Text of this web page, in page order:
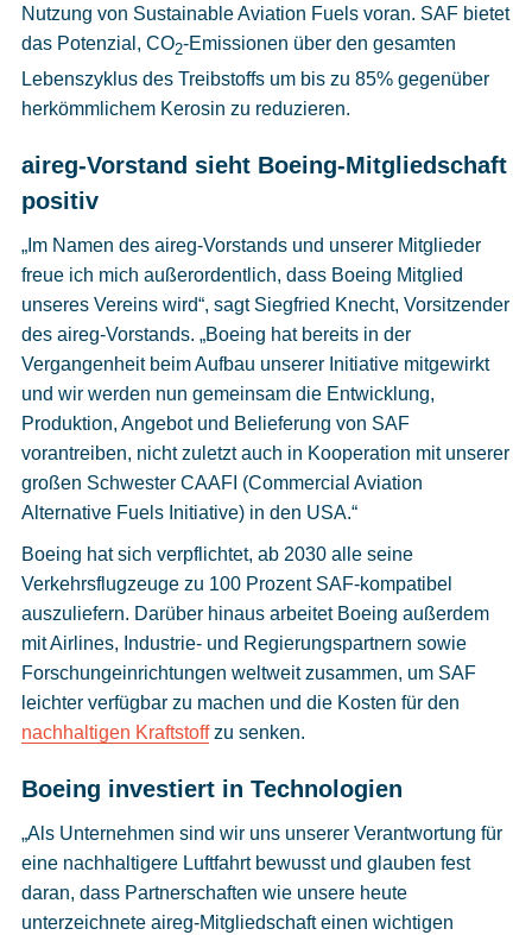
Datenschutzeinstellungen
Nutzung von Sustainable Aviation Fuels voran. SAF bietet
das Potenzial, CO2-Emissionen über den gesamten
Lebenszyklus des Treibstoffs um bis zu 85% gegenüber
herkömmlichem Kerosin zu reduzieren.
aireg-Vorstand sieht Boeing-Mitgliedschaft
positiv
„Im Namen des aireg-Vorstands und unserer Mitglieder
freue ich mich außerordentlich, dass Boeing Mitglied
unseres Vereins wird“, sagt Siegfried Knecht, Vorsitzender
des aireg-Vorstands. „Boeing hat bereits in der
Vergangenheit beim Aufbau unserer Initiative mitgewirkt
und wir werden nun gemeinsam die Entwicklung,
Produktion, Angebot und Belieferung von SAF
vorantreiben, nicht zuletzt auch in Kooperation mit unserer
großen Schwester CAAFI (Commercial Aviation
Alternative Fuels Initiative) in den USA.“
Boeing hat sich verpflichtet, ab 2030 alle seine
Verkehrsflugzeuge zu 100 Prozent SAF-kompatibel
auszuliefern. Darüber hinaus arbeitet Boeing außerdem
mit Airlines, Industrie- und Regierungspartnern sowie
Forschungeinrichtungen weltweit zusammen, um SAF
leichter verfügbar zu machen und die Kosten für den
nachhaltigen Kraftstoffzu senken.
Boeing investiert in Technologien
„Als Unternehmen sind wir uns unserer Verantwortung für
eine nachhaltigere Luftfahrt bewusst und glauben fest
daran, dass Partnerschaften wie unsere heute
unterzeichnete aireg-Mitgliedschaft einen wichtigen